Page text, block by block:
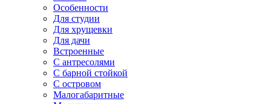
Особенности
Для студии
Для хрущевки
Для дачи
Встроенные
С антресолями
С барной стойкой
С островом
Малогабаритные